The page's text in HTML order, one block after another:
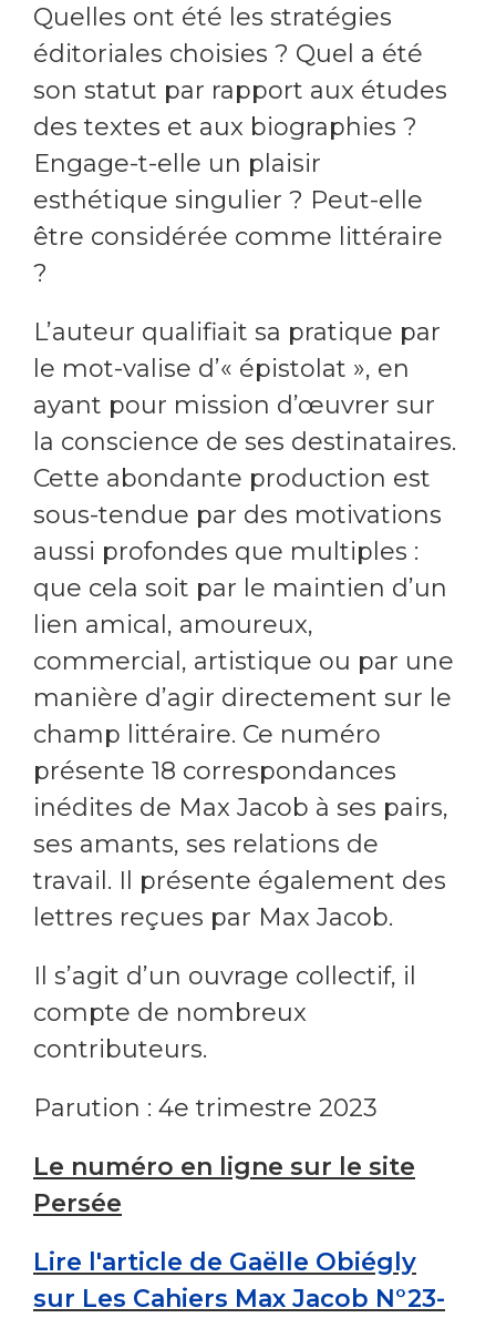
Quelles ont été les stratégies
éditoriales choisies ? Quel a été
son statut par rapport aux études
des textes et aux biographies ?
Engage-t-elle un plaisir
esthétique singulier ? Peut-elle
être considérée comme littéraire
?
L’auteur qualifiait sa pratique par
le mot-valise d’« épistolat », en
ayant pour mission d’œuvrer sur
la conscience de ses destinataires.
Cette abondante production est
sous-tendue par des motivations
aussi profondes que multiples :
que cela soit par le maintien d’un
lien amical, amoureux,
commercial, artistique ou par une
manière d’agir directement sur le
champ littéraire. Ce numéro
présente 18 correspondances
inédites de Max Jacob à ses pairs,
ses amants, ses relations de
travail. Il présente également des
lettres reçues par Max Jacob.
Il s’agit d’un ouvrage collectif, il
compte de nombreux
contributeurs.
Parution : 4e trimestre 2023
Le numéro en ligne sur le site
Persée
Lire l'article de Gaëlle Obiégly
sur Les Cahiers Max Jacob N°23-